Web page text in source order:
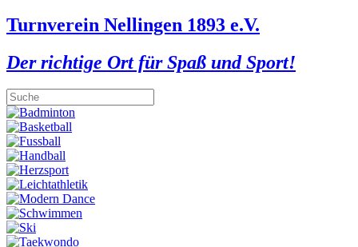
Turnverein Nellingen 1893 e.V.
Der richtige Ort für Spaß und Sport!